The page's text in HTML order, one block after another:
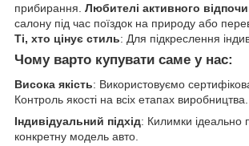
прибирання. Любителі активного
салону під час поїздок на природу або
Ті, хто цінує стиль: Для підкреслення
Чому варто купувати саме у нас:
Висока якість: Використовуємо
Контроль якості на всіх етапах виробництва.
Індивідуальний підхід: Килимки ідеально
конкретну модель авто.